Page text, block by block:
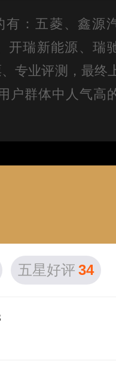
有：五菱、鑫源
开瑞新能源、瑞
专业评测，最终
户群体中人气高
五星好评 34